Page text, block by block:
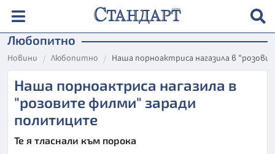
Любопитно
Новини Любопитно Наша порноактриса нагазила в
Наша порноактриса нагазила в
"розовите филми" заради
политиците
Те я тласнали към порока